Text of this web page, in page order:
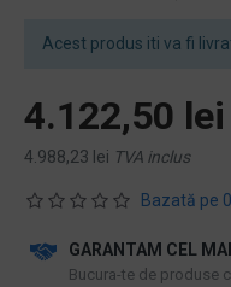
Acest produs iti va fi
Bazată pe
4.122,50 lei
4.988,23 lei TVA inclus
GARANTAM CEL
​Bucura-te de produse